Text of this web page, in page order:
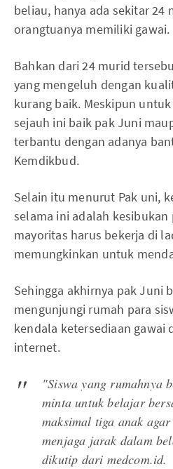
beliau, hanya ada sekitar 24
orangtuanya memiliki gawai.
Bahkan dari 24 murid
yang mengeluh dengan
kurang baik. Meskipun
sejauh ini baik pak Juni
terbantu dengan adanya
Kemdikbud.
Selain itu menurut Pak uni,
selama ini adalah kesibukan
mayoritas harus bekerja di
memungkinkan untuk
Sehingga akhirnya pak Juni
mengunjungi rumah para
kendala ketersediaan gawai
internet.
"Siswa yang rumahnya
minta untuk belajar
maksimal tiga anak
menjaga jarak dalam
dikutip dari medcom.id.